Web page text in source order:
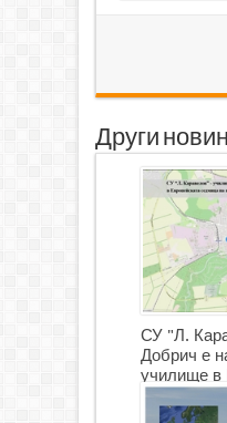
Други
СУ "Л.
Добрич е
училище в